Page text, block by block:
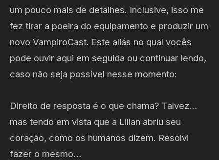
um pouco mais de detalhes. Inclusive, isso me
fez tirar a poeira do equipamento e produzir um
novo VampiroCast. Este aliás no qual vocês
pode ouvir aqui em seguida ou continuar lendo,
caso não seja possível nesse momento:
Direito de resposta é o que chama? Talvez…
mas tendo em vista que a Lilian abriu seu
coração, como os humanos dizem. Resolvi
fazer o mesmo…